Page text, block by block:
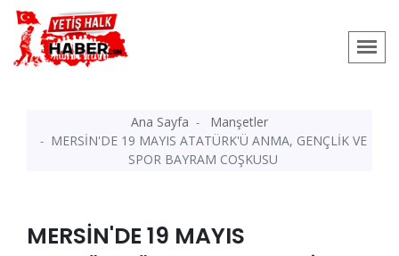
Ana Sayfa
Manşetler
MERSİN'DE 19 MAYIS ATATÜRK'Ü ANMA, GENÇLİK VE
SPOR BAYRAM COŞKUSU
MERSİN'DE 19 MAYIS